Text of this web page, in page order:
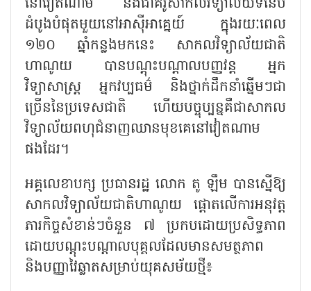
ដំបូងបំផុតមួយនៅអាស៊ីអាគ្នេយ៍ ក្នុងរយៈពេល
១២០ ឆ្នាំកន្លងមកនេះ សាកលវិទ្យាល័យជាតិ
ហាណូយ បានបណ្តុះបណ្តាលបញ្ញវន្ត អ្នក
វិទ្យាសាស្ត្រ អ្នកវប្បធម៌ និងថ្នាក់ដឹកនាំឆ្នើមៗជា
ច្រើននៃប្រទេសជាតិ ហើយបច្ចុប្បន្នគឺជាសាកល
វិទ្យាល័យពហុជំនាញឈានមុខគេនៅវៀតណាម
ផងដែរ។
អគ្គលេខាបក្ស ប្រធានរដ្ឋ លោក តូ ឡឹម បានស្នើឱ្យ
សាកលវិទ្យាល័យជាតិហាណូយ ផ្តោតលើការអនុវត្ត
ភារកិច្ចសំខាន់ៗចំនួន ៧ ប្រកបដោយប្រសិទ្ធភាព
ដោយបណ្តុះបណ្តាលបុគ្គលដែលមានសមត្ថភាព
និងបញ្ញាវៃឆ្លាតសម្រាប់យុគសម័យថ្មី៖